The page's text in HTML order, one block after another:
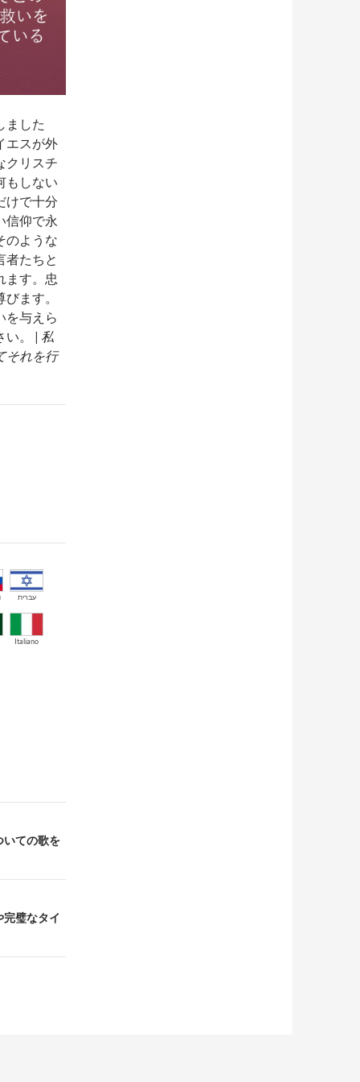
ました
エスが外
クリスチ
もしない
けで十分
信仰で永
のような
者たちと
ます。忠
ます。
を与えら
い。 | 私
それを行
עברית
Italiano
いての歌を
璧なタイ